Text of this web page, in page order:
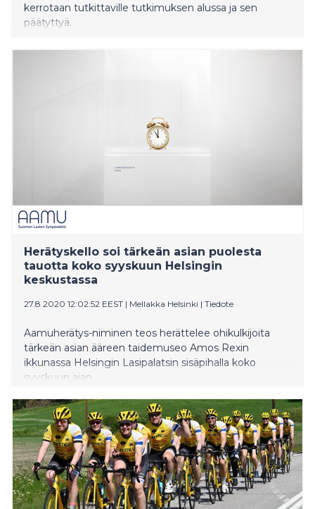
kerrotaan tutkittaville tutkimuksen alussa ja sen
päätyttyä.
Herätyskello soi tärkeän asian puolesta
tauotta koko syyskuun Helsingin
keskustassa
27.8.2020 12:02:52 EEST | Mellakka Helsinki | Tiedote
Aamuherätys-niminen teos herättelee ohikulkijoita
tärkeän asian ääreen taidemuseo Amos Rexin
ikkunassa Helsingin Lasipalatsin sisäpihalla koko
syyskuun ajan.